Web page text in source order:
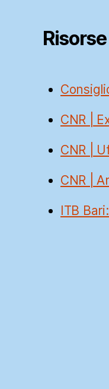
Risorse
CNR |
CNR |
CNR |
ITB